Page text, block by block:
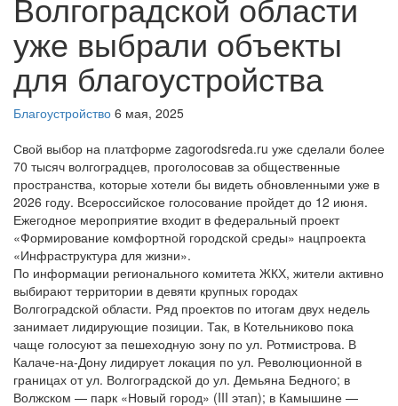
уже выбрали объекты
для благоустройства
Благоустройство 6 мая, 2025
Свой выбор на платформе zagorodsreda.ru уже сделали более
70 тысяч волгоградцев, проголосовав за общественные
пространства, которые хотели бы видеть обновленными уже в
2026 году. Всероссийское голосование пройдет до 12 июня.
Ежегодное мероприятие входит в федеральный проект
«Формирование комфортной городской среды» нацпроекта
«Инфраструктура для жизни».
По информации регионального комитета ЖКХ, жители активно
выбирают территории в девяти крупных городах
Волгоградской области. Ряд проектов по итогам двух недель
занимает лидирующие позиции. Так, в Котельниково пока
чаще голосуют за пешеходную зону по ул. Ротмистрова. В
Калаче-на-Дону лидирует локация по ул. Революционной в
границах от ул. Волгоградской до ул. Демьяна Бедного; в
Волжском — парк «Новый город» (III этап); в Камышине —